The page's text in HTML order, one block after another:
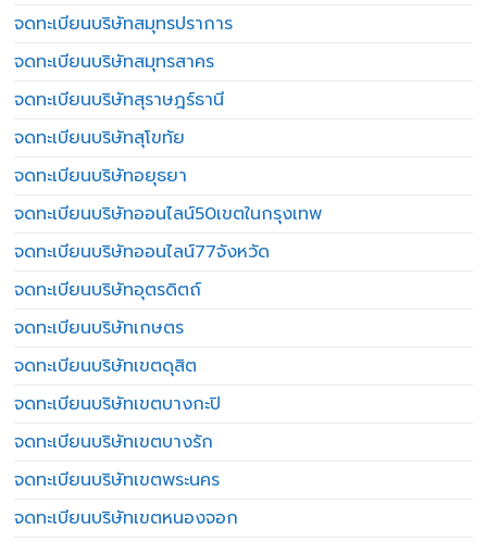
จดทะเบียนบริษัทสมุทรปราการ
จดทะเบียนบริษัทสมุทรสาคร
จดทะเบียนบริษัทสุราษฎร์ธานี
จดทะเบียนบริษัทสุโขทัย
จดทะเบียนบริษัทอยุธยา
จดทะเบียนบริษัทออนไลน์50เขตในกรุงเทพ
จดทะเบียนบริษัทออนไลน์77จังหวัด
จดทะเบียนบริษัทอุตรดิตถ์
จดทะเบียนบริษัทเกษตร
จดทะเบียนบริษัทเขตดุสิต
จดทะเบียนบริษัทเขตบางกะปิ
จดทะเบียนบริษัทเขตบางรัก
จดทะเบียนบริษัทเขตพระนคร
จดทะเบียนบริษัทเขตหนองจอก